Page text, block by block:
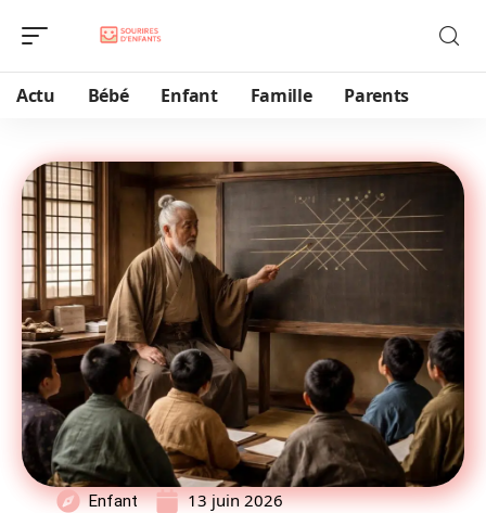
Actu Bébé Enfant Famille Parents
Enfant 13 juin 2026